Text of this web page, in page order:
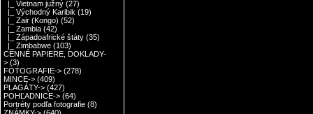
|_ Vietnam južný (27)
|_ Východný Karibik (19)
|_ Zair (Kongo) (52)
|_ Zambia (42)
|_ Západoafrické štáty (35)
|_ Zimbabwe (103)
CENNÉ PAPIERE, DOKLADY-
> (3)
FOTOGRAFIE-> (278)
MINCE-> (409)
PLAGÁTY-> (427)
POHĽADNICE-> (64)
Portréty podľa fotografie (8)